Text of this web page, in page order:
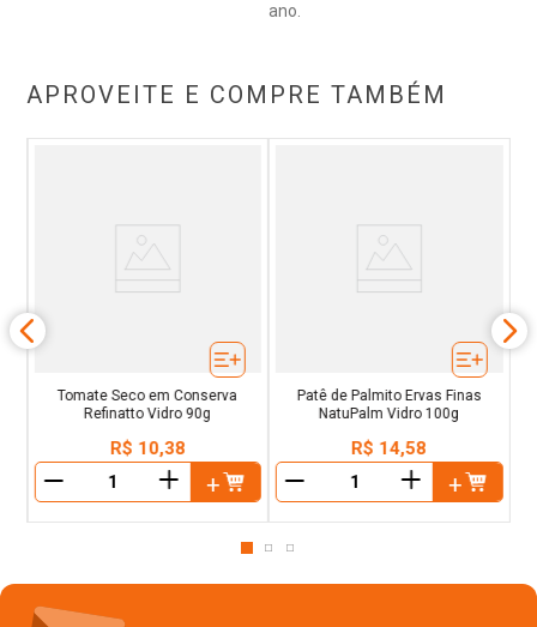
ano.
APROVEITE E COMPRE TAMBÉM
Tomate Seco em Conserva
Refinatto Vidro 90g
R$ 10,38
＋
Patê de Palmito Ervas Finas
NatuPalm Vidro 100g
R$ 14,58
＋